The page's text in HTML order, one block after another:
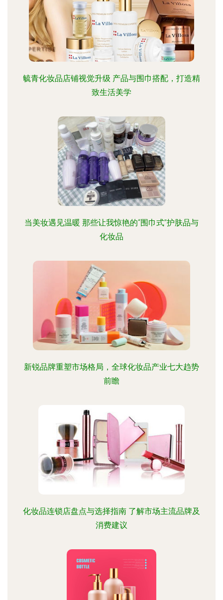
毓青化妆品店铺视觉升级 产品与围巾搭配，打造精
致生活美学
当美妆遇见温暖 那些让我惊艳的“围巾式”护肤品与
化妆品
新锐品牌重塑市场格局，全球化妆品产业七大趋势
前瞻
化妆品连锁店盘点与选择指南 了解市场主流品牌及
消费建议